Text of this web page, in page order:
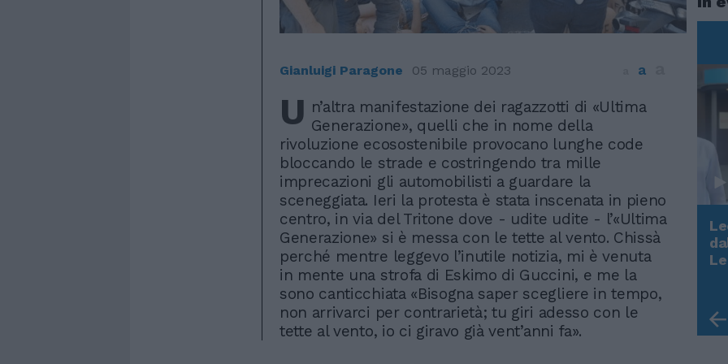
Gianluigi Paragone 05 maggio 2023 a
U n’altra manifestazione dei ragazzotti di «Ultima
Generazione», quelli che in nome della
rivoluzione ecosostenibile provocano lunghe code
bloccando le strade e costringendo tra mille
imprecazioni gli automobilisti a guardare la
sceneggiata. Ieri la protesta è stata inscenata in pieno
centro, in via del Tritone dove - udite udite - l’«Ultima
Generazione» si è messa con le tette al vento. Chissà
perché mentre leggevo l’inutile notizia, mi è venuta
in mente una strofa di Eskimo di Guccini, e me la
sono canticchiata «Bisogna saper scegliere in tempo,
non arrivarci per contrarietà; tu giri adesso con le
tette al vento, io ci giravo già vent’anni fa».
Rudy Giuliani a Come States?
Trump, Meloni e la strategia
americana